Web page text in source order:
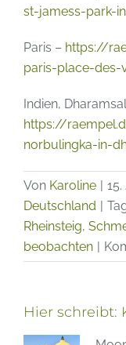
st-jamess-park-
Paris – https://
paris-place-
Indien,
https://
norbulingka-in-
Von Karoline | 15.
Deutschland |
Rheinsteig,
beobachten |
Hier schreibt: